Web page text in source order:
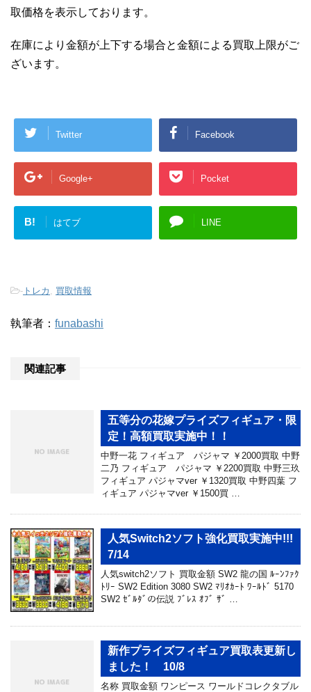
取価格を表示しております。
在庫により金額が上下する場合と金額による買取上限がご
ざいます。
Twitter Facebook
Google+ Pocket
B! はてブ LINE
- トレカ 買取情報
執筆者： funabashi
関連記事
五等分の花嫁プライズフィギュア・限
定！高額買取実施中！！
中野一花 フィギュア パジャマ ￥2000買取 中野
二乃 フィギュア パジャマ ￥2200買取 中野三玖
フィギュア パジャマver ￥1320買取 中野四葉 フ
ィギュア パジャマver ￥1500買 …
人気Switch2ソフト強化買取実施中!!!
7/14
人気switch2ソフト 買取金額 SW2 龍の国 ﾙｰﾝﾌｧｸ
ﾄﾘｰ SW2 Edition 3080 SW2 ﾏﾘｵｶｰﾄ ﾜｰﾙﾄﾞ 5170
SW2 ｾﾞﾙﾀﾞの伝説 ﾌﾞﾚｽ ｵﾌﾞ ｻﾞ …
新作プライズフィギュア買取表更新し
ました！ 10/8
名称 買取金額 ワンピース ワールドコレクタブル